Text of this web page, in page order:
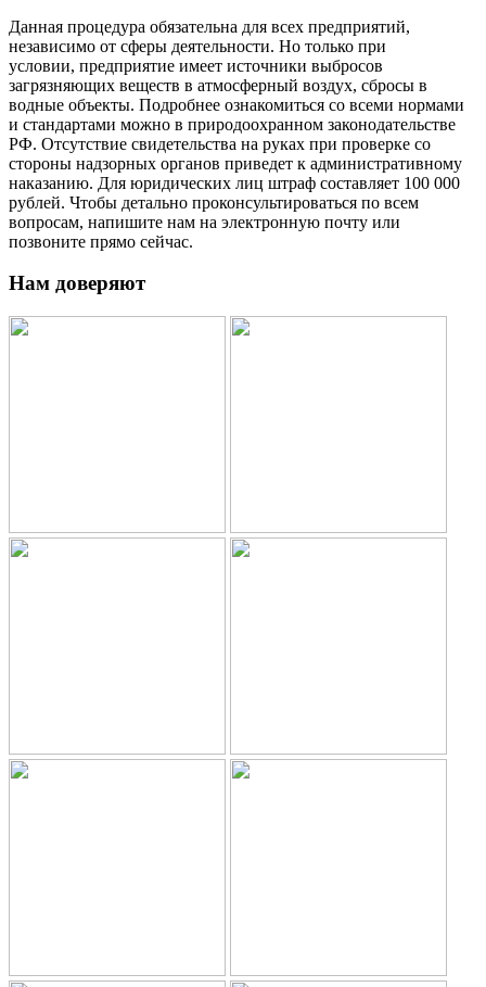
Данная процедура обязательна для всех предприятий,
независимо от сферы деятельности. Но только при
условии, предприятие имеет источники выбросов
загрязняющих веществ в атмосферный воздух, сбросы в
водные объекты. Подробнее ознакомиться со всеми нормами
и стандартами можно в природоохранном законодательстве
РФ. Отсутствие свидетельства на руках при проверке со
стороны надзорных органов приведет к административному
наказанию. Для юридических лиц штраф составляет 100 000
рублей. Чтобы детально проконсультироваться по всем
вопросам, напишите нам на электронную почту или
позвоните прямо сейчас.
Нам доверяют